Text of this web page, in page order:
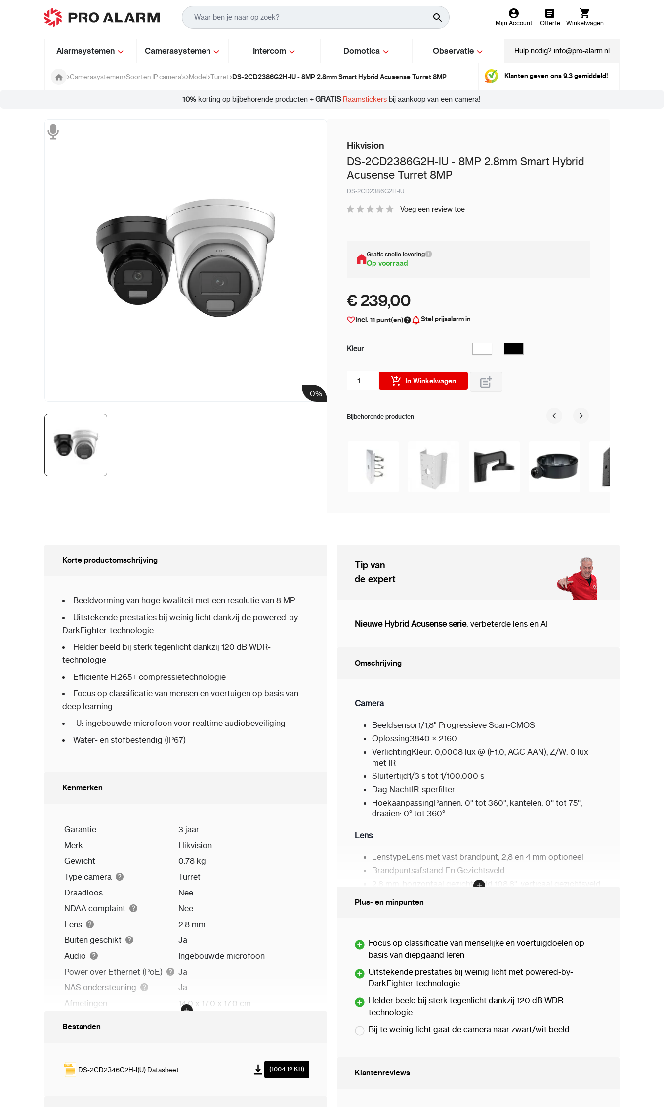
Ga naar de inhoud
Mijn Account Offerte Winkelwagen
Alarmsystemen Camerasystemen Intercom Domotica Observatie Hulp nodig?info@pro-alarm.nl
Camerasystemen Soorten IP camera's Model Turret DS-2CD2386G2H-lU - 8MP 2.8mm Smart Hybrid Acusense Turret 8MP Klanten geven ons 9.3 gemiddeld!
Info
10% korting op bijbehorende producten +GRATISRaamstickersbij aankoop van een camera!
-0%
Hikvision
DS-2CD2386G2H-lU - 8MP 2.8mm Smart Hybrid
Acusense Turret 8MP
DS-2CD2386G2H-lU
Voeg een review toe
Gratis snelle levering
Op voorraad
€ 239,00
Incl. 11punt(en) Stel prijsalarm in
Kleur
Aantal stuks
In Winkelwagen
Bijbehorende producten
Korte productomschrijving
Beeldvorming van hoge kwaliteit met een resolutie van 8 MP
Uitstekende prestaties bij weinig licht dankzij de powered-by-
DarkFighter-technologie
Helder beeld bij sterk tegenlicht dankzij 120 dB WDR-
technologie
Efficiënte H.265+ compressietechnologie
Focus op classificatie van mensen en voertuigen op basis van
deep learning
-U: ingebouwde microfoon voor realtime audiobeveiliging
Water- en stofbestendig (IP67)
Kenmerken
Garantie
3 jaar
Merk
Hikvision
Gewicht
0.78 kg
Type camera
Turret
Draadloos
Nee
NDAA complaint
Nee
Lens
2.8 mm
Buiten geschikt
Ja
Audio
Ingebouwde microfoon
Power over Ethernet (PoE)
Ja
NAS ondersteuning
Ja
Afmetingen
14.0 x 17.0 x 17.0 cm
Bestanden
DS-2CD2346G2H-I(U) Datasheet (1004.12 KB)
Tip van
de expert
Nieuwe Hybrid Acusense serie: verbeterde lens en AI
Omschrijving
Camera
Beeldsensor1/1,8" Progressieve Scan-CMOS
Oplossing3840 × 2160
VerlichtingKleur: 0,0008 lux @ (F1.0, AGC AAN), Z/W: 0 lux
met IR
Sluitertijd1/3 s tot 1/100.000 s
Dag NachtIR-sperfilter
HoekaanpassingPannen: 0° tot 360°, kantelen: 0° tot 75°,
draaien: 0° tot 360°
Lens
LenstypeLens met vast brandpunt, 2,8 en 4 mm optioneel
Brandpuntsafstand En Gezichtsveld
2,8 mm, horizontaal gezichtsveld 108,8°, verticaal gezichtsveld
Lens BevestigingspuntM16
Diepte Van Het Veld
2,8 mm: 3,3 m tot ∞
2,8 mm: D: 89 m, O: 35 m, R: 17 m, I: 8 m
Verlichting
Aanvulling LichtbereikTot 30 meter
Plus- en minpunten
Focus op classificatie van menselijke en voertuigdoelen op
basis van diepgaand leren
Uitstekende prestaties bij weinig licht met powered-by-
DarkFighter-technologie
Helder beeld bij sterk tegenlicht dankzij 120 dB WDR-
technologie
Bij te weinig licht gaat de camera naar zwart/wit beeld
Klantenreviews